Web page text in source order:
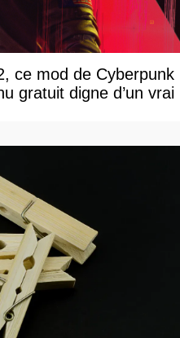
ce mod de Cyberpunk
gratuit digne d’un vrai